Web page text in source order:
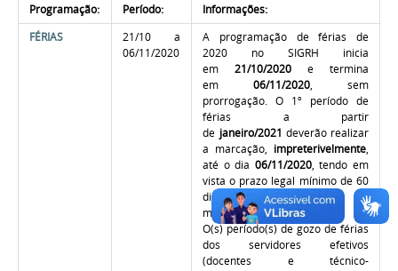
Programação: Período:
Informações:
FÉRIAS
21/10 a
06/11/2020
A programação de férias de
2020 no SIGRH inicia
em21/10/2020 e termina
em 06/11/2020, sem
prorrogação. O 1º período de
férias a partir
de janeiro/2021 deverão realizar
a marcação, impreterivelmente,
até o dia 06/11/2020, tendo em
vista o prazo legal mínimo de 60
dias, entre o período de
marcação e gozo.
O(s) período(s) de gozo de férias
dos servidores efetivos
(docentes e técnico-